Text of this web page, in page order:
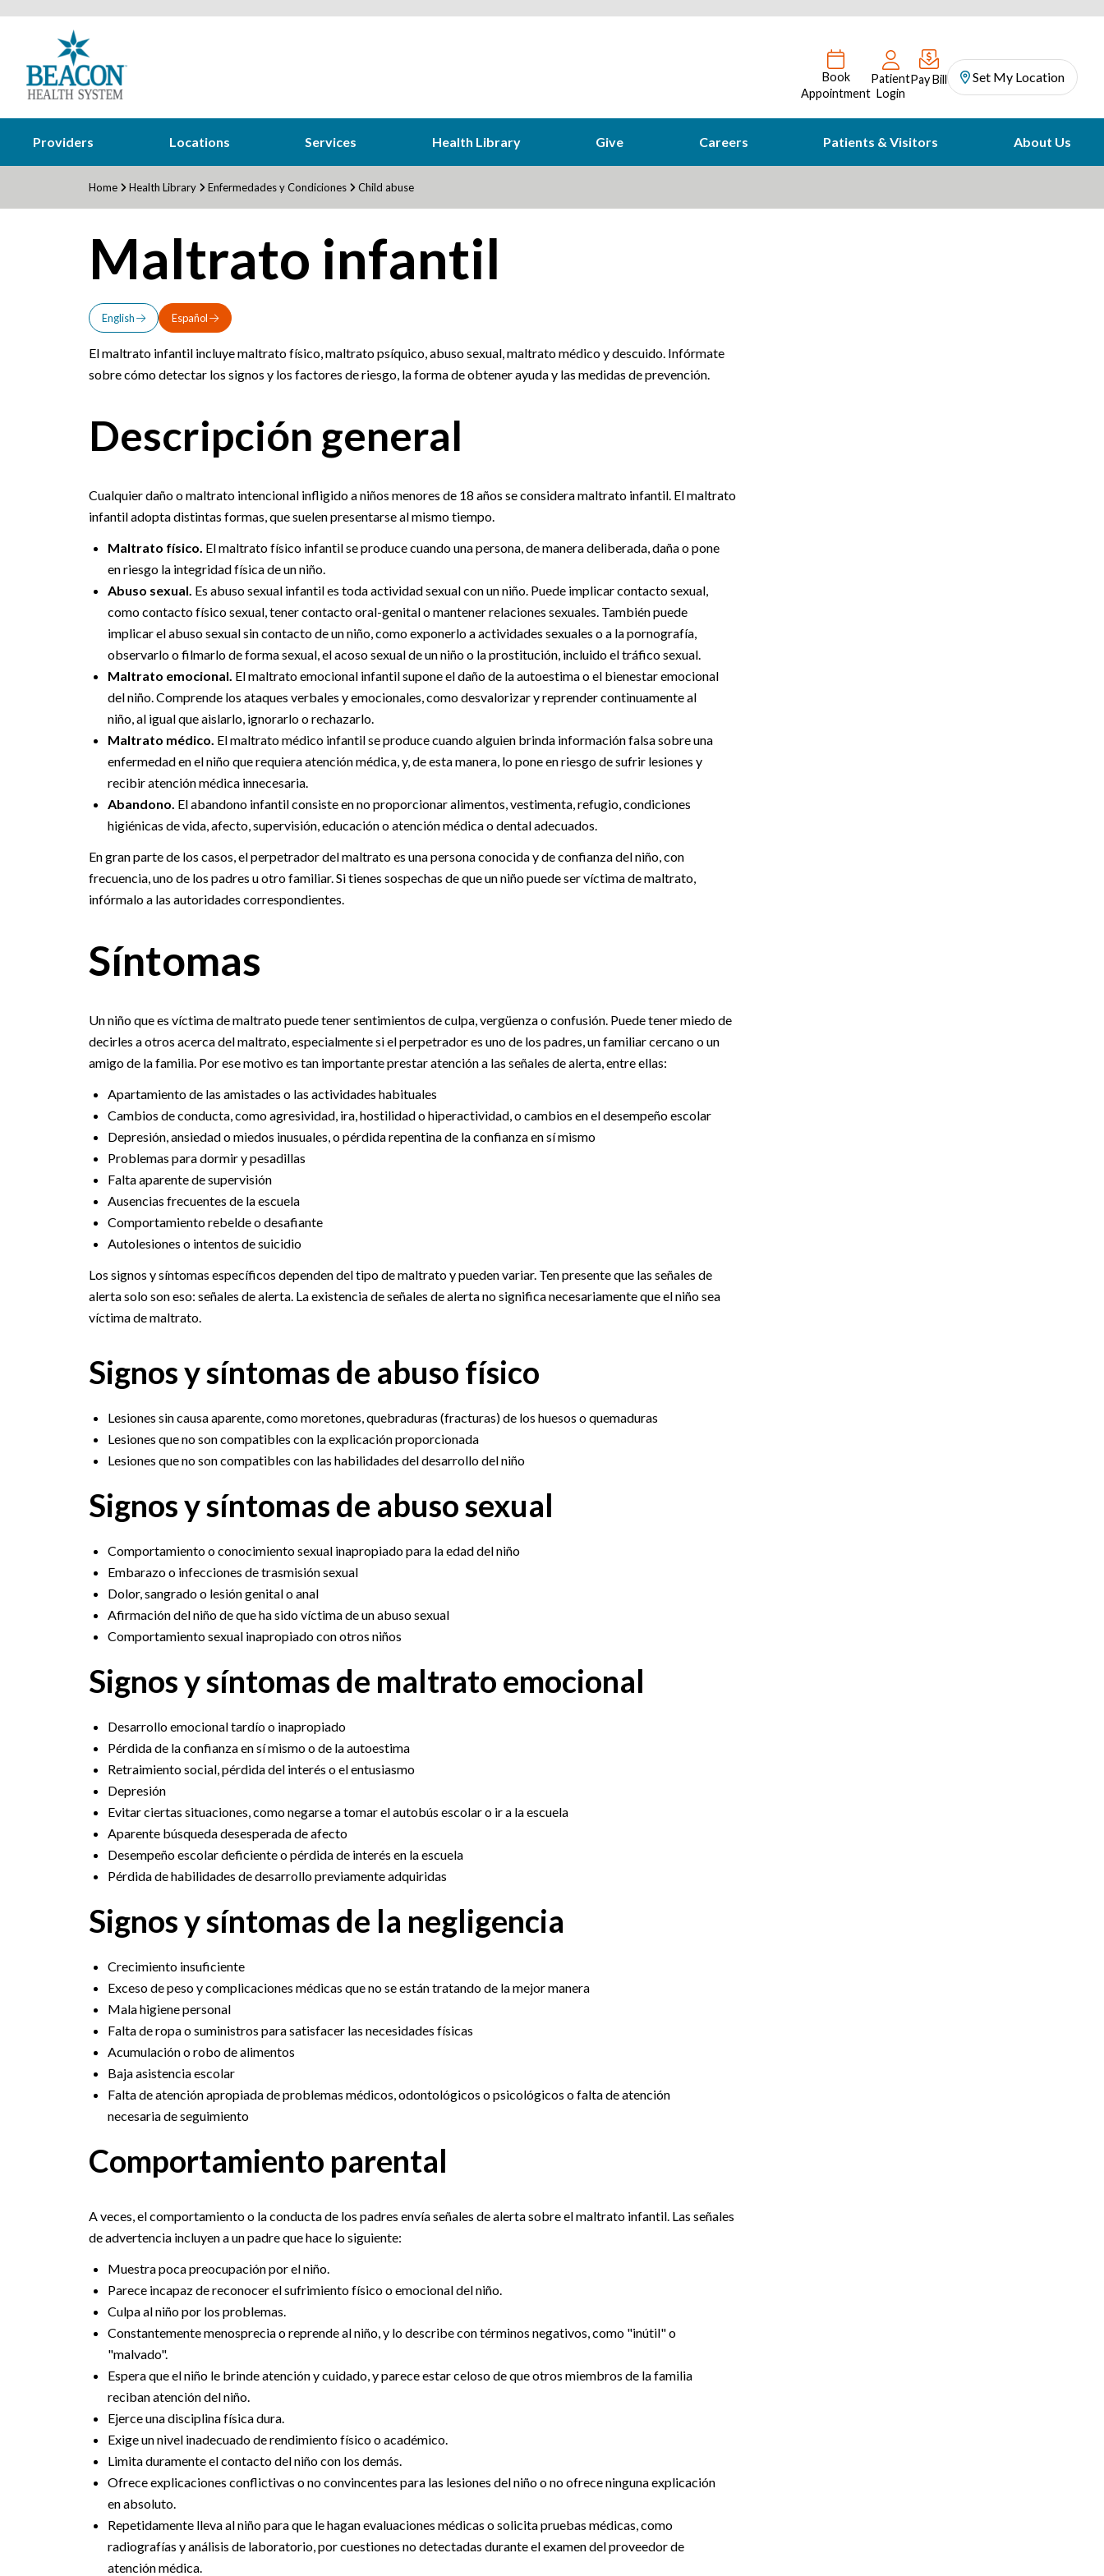
Book
Appointment
Patient
Login
Pay Bill Set My Location
Providers Locations Services Health Library Give Careers Patients & Visitors About Us
Home Health Library Enfermedades y Condiciones Child abuse
Maltrato infantil
English Español
El maltrato infantil incluye maltrato físico, maltrato psíquico, abuso sexual, maltrato médico y descuido. Infórmate
sobre cómo detectar los signos y los factores de riesgo, la forma de obtener ayuda y las medidas de prevención.
Descripción general
Cualquier daño o maltrato intencional infligido a niños menores de 18 años se considera maltrato infantil. El maltrato
infantil adopta distintas formas, que suelen presentarse al mismo tiempo.
Maltrato físico. El maltrato físico infantil se produce cuando una persona, de manera deliberada, daña o pone
en riesgo la integridad física de un niño.
Abuso sexual. Es abuso sexual infantil es toda actividad sexual con un niño. Puede implicar contacto sexual,
como contacto físico sexual, tener contacto oral-genital o mantener relaciones sexuales. También puede
implicar el abuso sexual sin contacto de un niño, como exponerlo a actividades sexuales o a la pornografía,
observarlo o filmarlo de forma sexual, el acoso sexual de un niño o la prostitución, incluido el tráfico sexual.
Maltrato emocional. El maltrato emocional infantil supone el daño de la autoestima o el bienestar emocional
del niño. Comprende los ataques verbales y emocionales, como desvalorizar y reprender continuamente al
niño, al igual que aislarlo, ignorarlo o rechazarlo.
Maltrato médico. El maltrato médico infantil se produce cuando alguien brinda información falsa sobre una
enfermedad en el niño que requiera atención médica, y, de esta manera, lo pone en riesgo de sufrir lesiones y
recibir atención médica innecesaria.
Abandono. El abandono infantil consiste en no proporcionar alimentos, vestimenta, refugio, condiciones
higiénicas de vida, afecto, supervisión, educación o atención médica o dental adecuados.
En gran parte de los casos, el perpetrador del maltrato es una persona conocida y de confianza del niño, con
frecuencia, uno de los padres u otro familiar. Si tienes sospechas de que un niño puede ser víctima de maltrato,
infórmalo a las autoridades correspondientes.
Síntomas
Un niño que es víctima de maltrato puede tener sentimientos de culpa, vergüenza o confusión. Puede tener miedo de
decirles a otros acerca del maltrato, especialmente si el perpetrador es uno de los padres, un familiar cercano o un
amigo de la familia. Por ese motivo es tan importante prestar atención a las señales de alerta, entre ellas:
Apartamiento de las amistades o las actividades habituales
Cambios de conducta, como agresividad, ira, hostilidad o hiperactividad, o cambios en el desempeño escolar
Depresión, ansiedad o miedos inusuales, o pérdida repentina de la confianza en sí mismo
Problemas para dormir y pesadillas
Falta aparente de supervisión
Ausencias frecuentes de la escuela
Comportamiento rebelde o desafiante
Autolesiones o intentos de suicidio
Los signos y síntomas específicos dependen del tipo de maltrato y pueden variar. Ten presente que las señales de
alerta solo son eso: señales de alerta. La existencia de señales de alerta no significa necesariamente que el niño sea
víctima de maltrato.
Signos y síntomas de abuso físico
Lesiones sin causa aparente, como moretones, quebraduras (fracturas) de los huesos o quemaduras
Lesiones que no son compatibles con la explicación proporcionada
Lesiones que no son compatibles con las habilidades del desarrollo del niño
Signos y síntomas de abuso sexual
Comportamiento o conocimiento sexual inapropiado para la edad del niño
Embarazo o infecciones de trasmisión sexual
Dolor, sangrado o lesión genital o anal
Afirmación del niño de que ha sido víctima de un abuso sexual
Comportamiento sexual inapropiado con otros niños
Signos y síntomas de maltrato emocional
Desarrollo emocional tardío o inapropiado
Pérdida de la confianza en sí mismo o de la autoestima
Retraimiento social, pérdida del interés o el entusiasmo
Depresión
Evitar ciertas situaciones, como negarse a tomar el autobús escolar o ir a la escuela
Aparente búsqueda desesperada de afecto
Desempeño escolar deficiente o pérdida de interés en la escuela
Pérdida de habilidades de desarrollo previamente adquiridas
Signos y síntomas de la negligencia
Crecimiento insuficiente
Exceso de peso y complicaciones médicas que no se están tratando de la mejor manera
Mala higiene personal
Falta de ropa o suministros para satisfacer las necesidades físicas
Acumulación o robo de alimentos
Baja asistencia escolar
Falta de atención apropiada de problemas médicos, odontológicos o psicológicos o falta de atención
necesaria de seguimiento
Comportamiento parental
A veces, el comportamiento o la conducta de los padres envía señales de alerta sobre el maltrato infantil. Las señales
de advertencia incluyen a un padre que hace lo siguiente:
Muestra poca preocupación por el niño.
Parece incapaz de reconocer el sufrimiento físico o emocional del niño.
Culpa al niño por los problemas.
Constantemente menosprecia o reprende al niño, y lo describe con términos negativos, como "inútil" o
"malvado".
Espera que el niño le brinde atención y cuidado, y parece estar celoso de que otros miembros de la familia
reciban atención del niño.
Ejerce una disciplina física dura.
Exige un nivel inadecuado de rendimiento físico o académico.
Limita duramente el contacto del niño con los demás.
Ofrece explicaciones conflictivas o no convincentes para las lesiones del niño o no ofrece ninguna explicación
en absoluto.
Repetidamente lleva al niño para que le hagan evaluaciones médicas o solicita pruebas médicas, como
radiografías y análisis de laboratorio, por cuestiones no detectadas durante el examen del proveedor de
atención médica.